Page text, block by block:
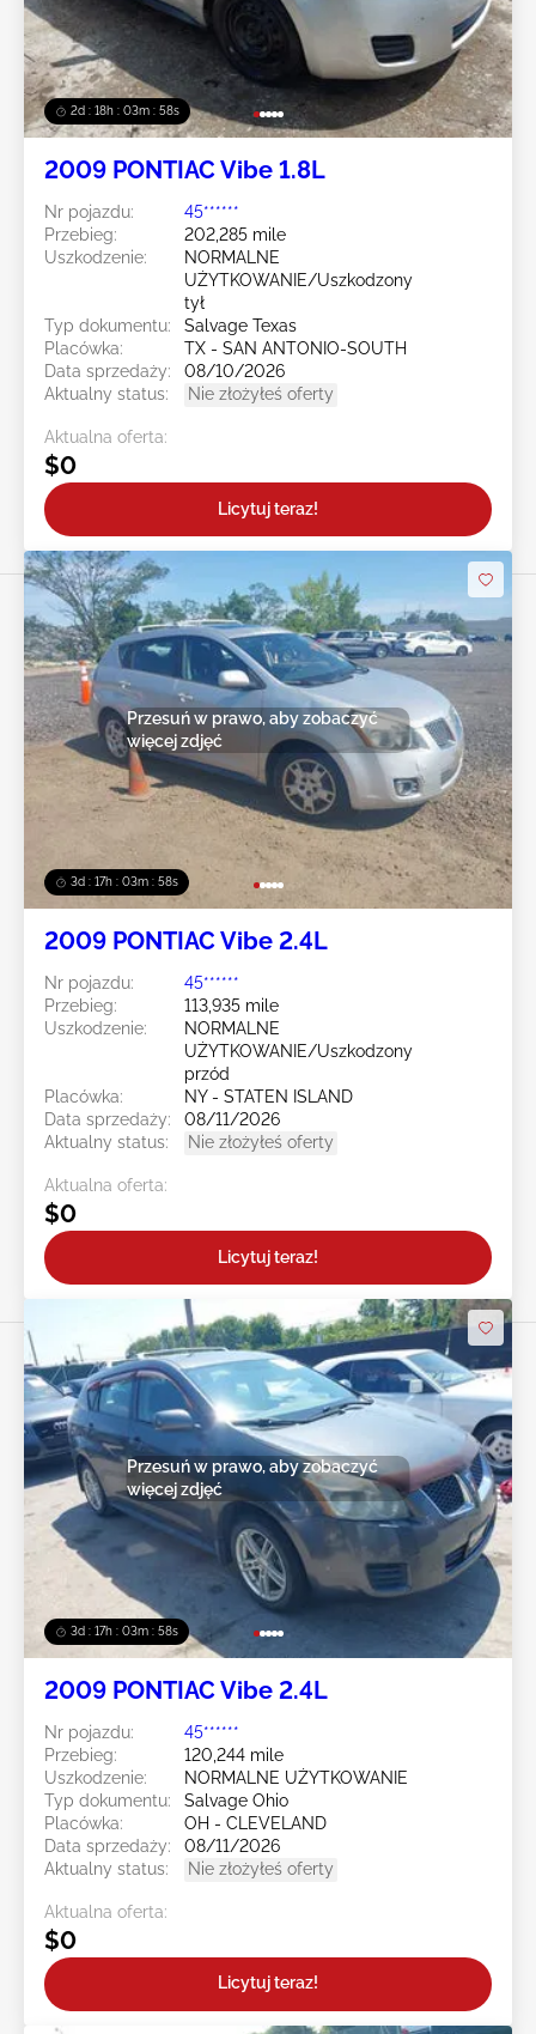
2d : 18h : 03m : 55s
2009 PONTIAC Vibe 1.8L
Nr pojazdu:
45******
Przebieg:
202,285 mile
Uszkodzenie:
NORMALNE
UŻYTKOWANIE/Uszkodzony
tył
Typ dokumentu:
Salvage Texas
Placówka:
TX - SAN ANTONIO-SOUTH
Data sprzedaży:
08/10/2026
Aktualny status:
Nie złożyłeś oferty
Aktualna oferta:
$0
Licytuj teraz!
3d : 17h : 03m : 55s
Przesuń w prawo, aby zobaczyć
więcej zdjęć
2009 PONTIAC Vibe 2.4L
Nr pojazdu:
45******
Przebieg:
113,935 mile
Uszkodzenie:
NORMALNE
UŻYTKOWANIE/Uszkodzony
przód
Placówka:
NY - STATEN ISLAND
Data sprzedaży:
08/11/2026
Aktualny status:
Nie złożyłeś oferty
Aktualna oferta:
$0
Licytuj teraz!
3d : 17h : 03m : 55s
Przesuń w prawo, aby zobaczyć
więcej zdjęć
2009 PONTIAC Vibe 2.4L
Nr pojazdu:
45******
Przebieg:
120,244 mile
Uszkodzenie:
NORMALNE UŻYTKOWANIE
Typ dokumentu:
Salvage Ohio
Placówka:
OH - CLEVELAND
Data sprzedaży:
08/11/2026
Aktualny status:
Nie złożyłeś oferty
Aktualna oferta:
$0
Licytuj teraz!